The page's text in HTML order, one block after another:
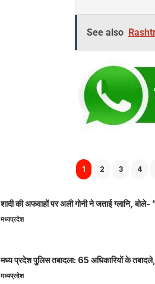
See also
1 2 3 4
शादी की अफवाहों पर अली गोनी ने जताई ग्लानि, बोले-
मध्यप्रदेश
मध्य प्रदेश पुलिस तबादला: 65 अधिकारियों के
मध्यप्रदेश